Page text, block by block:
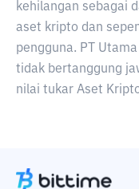
kehilangan sebagai
aset kripto dan
pengguna. PT
tidak bertanggung
nilai tukar Aset